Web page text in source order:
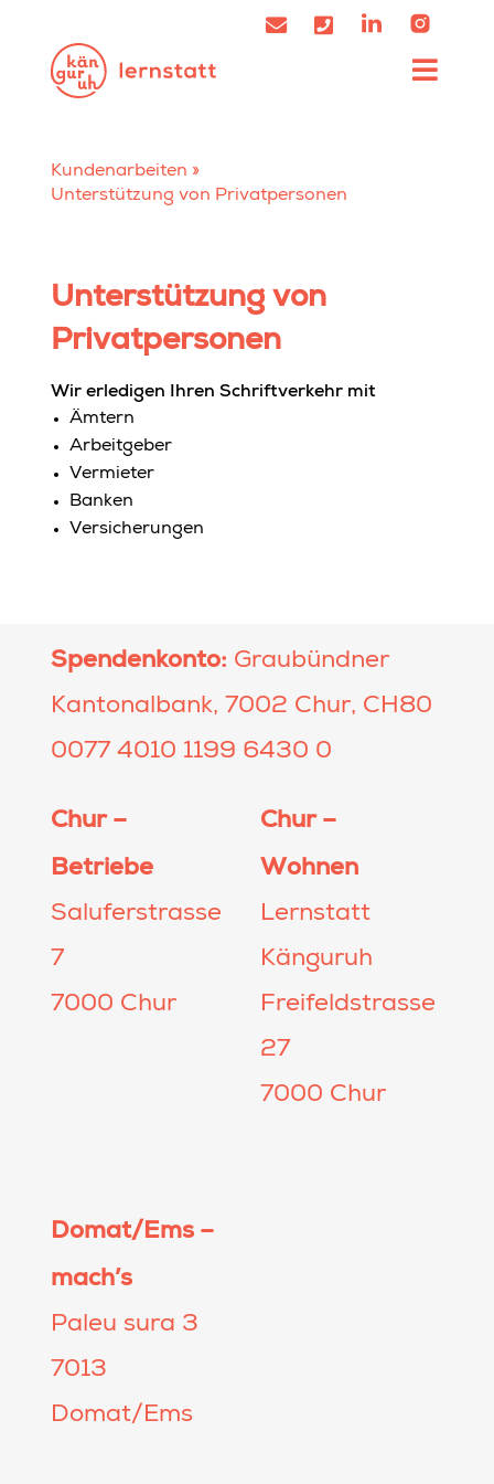
Kundenarbeiten »
Unterstützung von Privatpersonen
Unterstützung von
Privatpersonen
Wir erledigen Ihren Schriftverkehr mit
Ämtern
Arbeitgeber
Vermieter
Banken
Versicherungen
Spendenkonto: Graubündner
Kantonalbank, 7002 Chur, CH80
0077 4010 1199 6430 0
Chur –
Betriebe
Saluferstrasse
7
7000 Chur
Chur –
Wohnen
Lernstatt
Känguruh
Freifeldstrasse
27
7000 Chur
Domat/Ems –
mach’s
Paleu sura 3
7013
Domat/Ems